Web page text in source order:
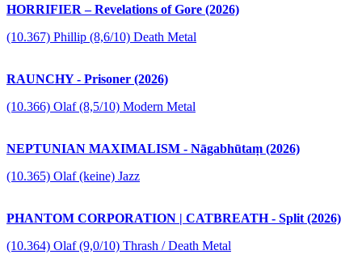
HORRIFIER – Revelations of Gore (2026)
(10.367) Phillip (8,6/10) Death Metal
RAUNCHY - Prisoner (2026)
(10.366) Olaf (8,5/10) Modern Metal
NEPTUNIAN MAXIMALISM - Nāgabhūtaṃ (2026)
(10.365) Olaf (keine) Jazz
PHANTOM CORPORATION | CATBREATH - Split (2026)
(10.364) Olaf (9,0/10) Thrash / Death Metal